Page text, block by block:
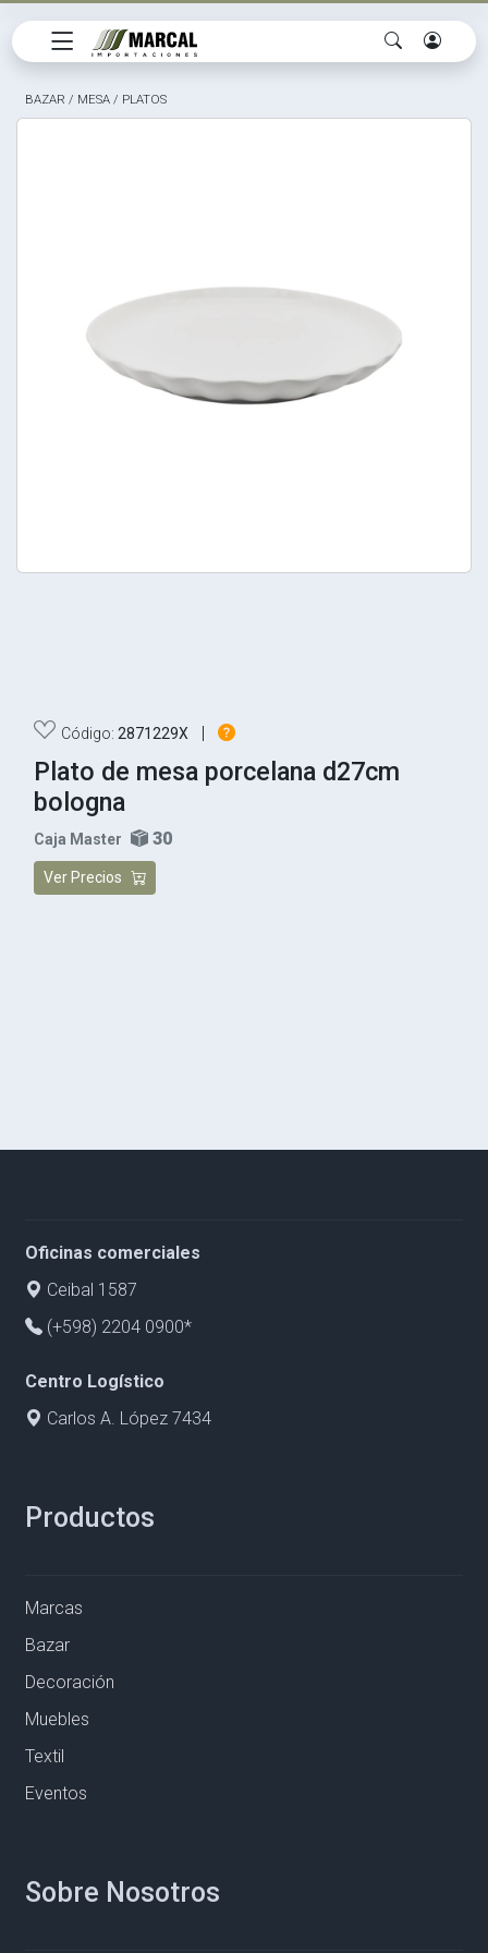
BAZAR / MESA / PLATOS
Código: 2871229X |
Plato de mesa porcelana d27cm
bologna
Caja Master 30
Ver Precios
Oficinas comerciales
Ceibal 1587
(+598) 2204 0900*
Centro Logístico
Carlos A. López 7434
Productos
Marcas
Bazar
Decoración
Muebles
Textil
Eventos
Sobre Nosotros